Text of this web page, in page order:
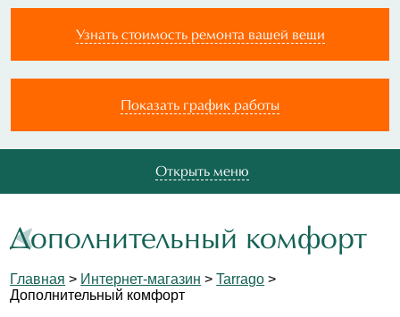
Узнать стоимость ремонта вашей вещи
Показать график работы
Открыть меню
Дополнительный комфорт
Главная > Интернет-магазин >Tarrago >
Дополнительный комфорт